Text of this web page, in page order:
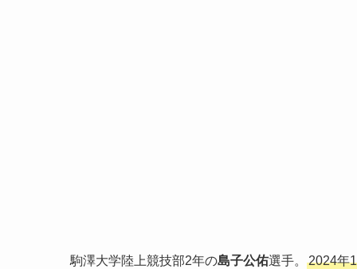
駒澤大学陸上競技部2年の島子公佑選手。
2024年